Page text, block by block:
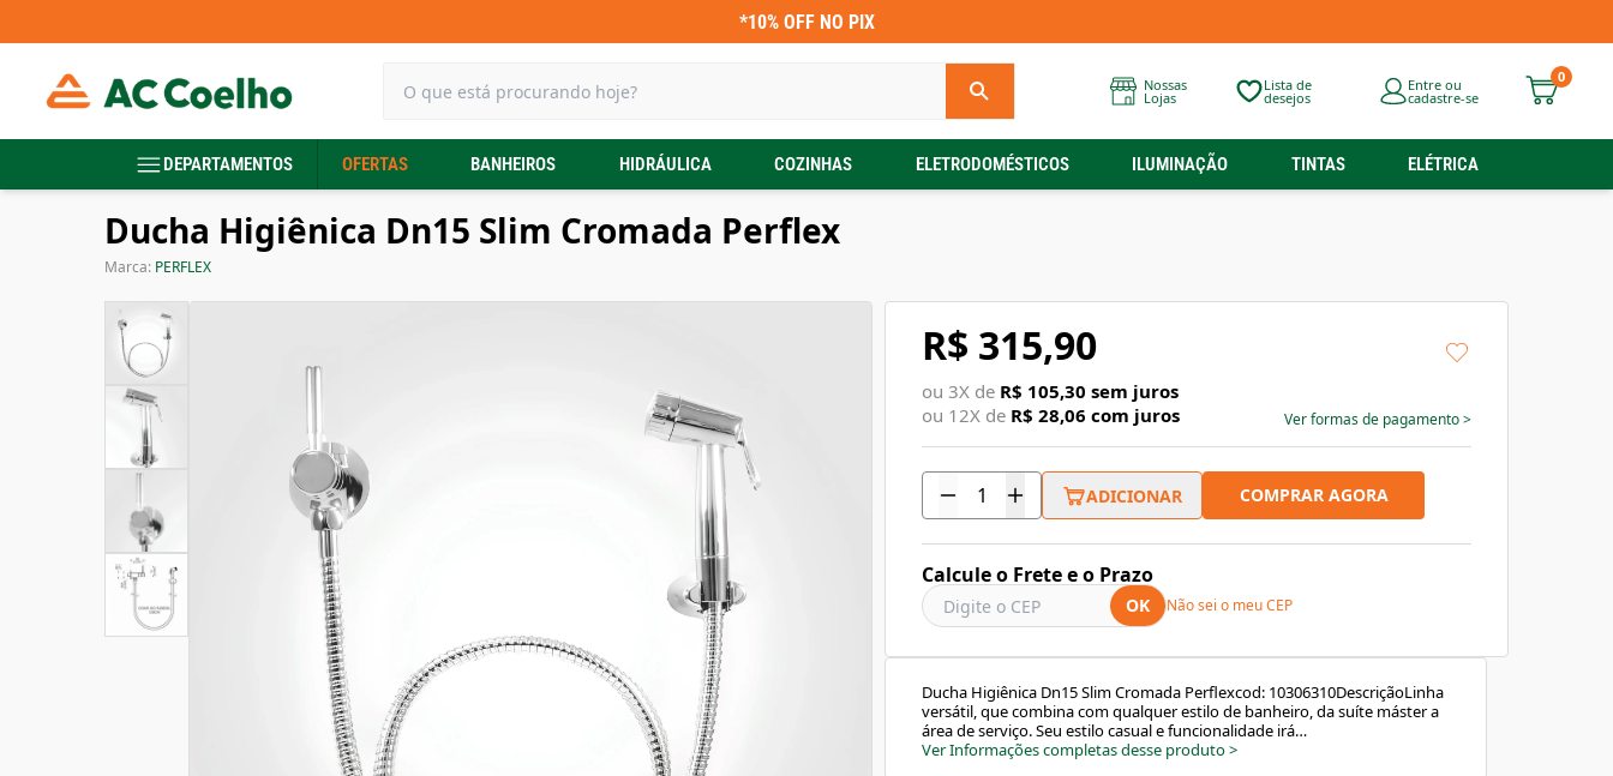
*10% OFF NO PIX
Nossas
Lojas
Lista de
desejos
Entre ou
cadastre-se
0
DEPARTAMENTOS OFERTAS BANHEIROS HIDRÁULICA COZINHAS ELETRODOMÉSTICOS ILUMINAÇÃO TINTAS ELÉTRICA
Ducha Higiênica Dn15 Slim Cromada Perflex
Marca: PERFLEX
R$ 315,90
ou 3X de R$ 105,30 sem juros
ou 12X de R$ 28,06 com juros Ver formas de pagamento>
ADICIONAR COMPRAR AGORA
Calcule o Frete e o Prazo
OK Não sei o meu CEP
Ducha Higiênica Dn15 Slim Cromada Perflexcod: 10306310DescriçãoLinha
versátil, que combina com qualquer estilo de banheiro, da suíte máster a
área de serviço. Seu estilo casual e funcionalidade irá
impressionar.CaracterísticasMarca: PerflexPeso: 0,68 kgAltura: 10,00
Ver Informações completas desse produto>